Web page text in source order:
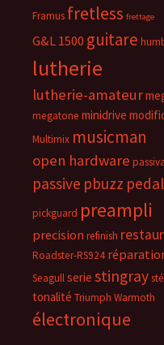
Framus fretless frettage
G&L 1500 guitare
lutherie
lutherie-amateur
megatone minidrive
Multimix musicman
open hardware
passive pbuzz
pickguard preampli
precision refinish
Roadster-RS924
Seagullserie stingray
tonalité Triumph Warmoth
électronique